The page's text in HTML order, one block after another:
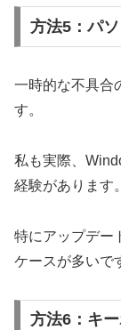
方法5：パ
一時的な不具合
す。
私も実際、
経験があります。
特にアップデー
ケースが多いで
方法6：キ